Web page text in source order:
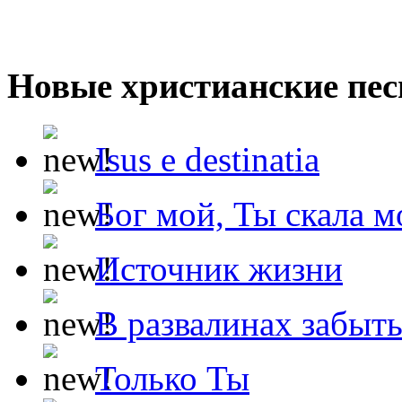
Новые христианские
Isus e destinatia
Бог мой, Ты скала
Источник жизни
В развалинах
Только Ты